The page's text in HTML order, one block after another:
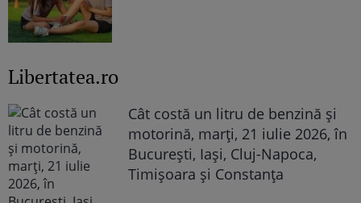
Libertatea.ro
Cât costă un litru de benzină și
motorină, marți, 21 iulie 2026, în
București, Iași, Cluj-Napoca,
Timișoara și Constanța